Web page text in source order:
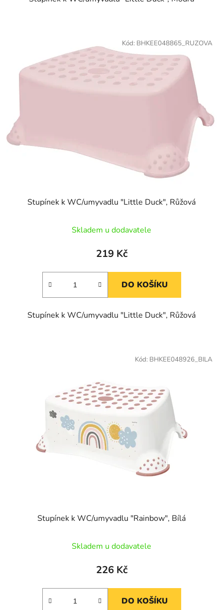
Stupínek k WC/umyvadlu "Little Duck", Růžová
Skladem u dodavatele
219 Kč
DO KOŠÍKU
Stupínek k WC/umyvadlu "Little Duck", Růžová
Kód: BHKEE048865_RUZOVA
Stupínek k WC/umyvadlu "Rainbow", Bílá
Skladem u dodavatele
226 Kč
DO KOŠÍKU
Kód: BHKEE048926_BILA